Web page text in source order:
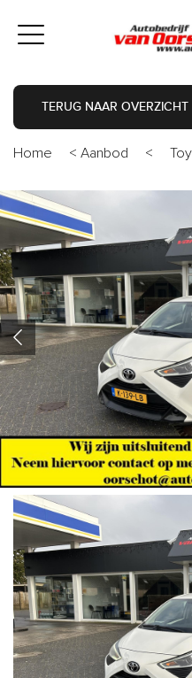
TERUG NAAR OVERZICHT
Home < Aanbod <